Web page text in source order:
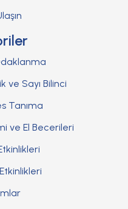
ve Sayı Bilinci
Tanıma
ve El Becerileri